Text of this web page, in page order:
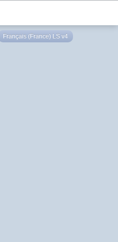
Français (France) LS v4